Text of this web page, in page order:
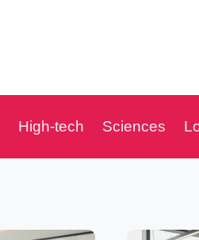
High-tech Sciences